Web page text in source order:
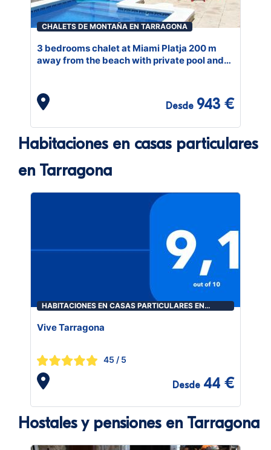
CHALETS DE MONTAÑA EN TARRAGONA
3 bedrooms chalet at Miami Platja 200 m
away from the beach with private pool and
Desde 943 €
Habitaciones en casas particulares
en Tarragona
HABITACIONES EN CASAS PARTICULARES EN
Vive Tarragona
45 / 5
Desde 44 €
Hostales y pensiones en Tarragona